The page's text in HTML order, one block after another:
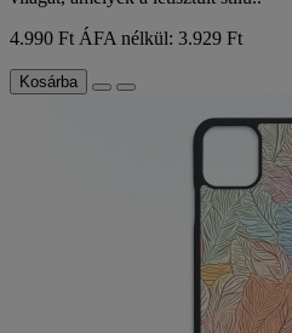
4.990 Ft ÁFA nélkül: 3.929 Ft
Kosárba